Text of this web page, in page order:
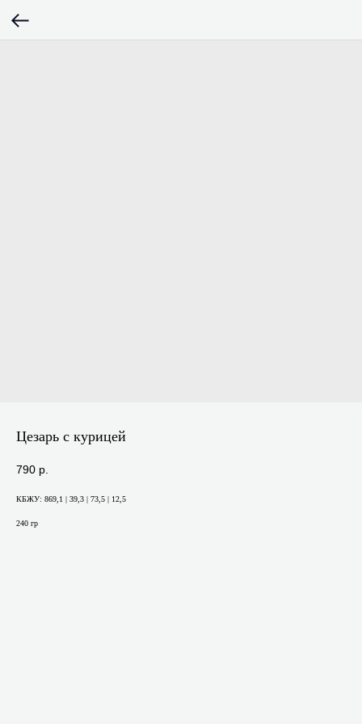
Цезарь с курицей
790 р.
КБЖУ: 869,1 | 39,3 | 73,5 | 12,5
240 гр